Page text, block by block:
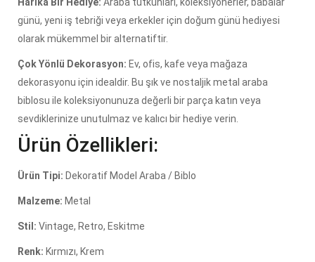
günü, yeni iş tebriği veya erkekler için doğum günü hediyesi
olarak mükemmel bir alternatiftir.
Çok Yönlü Dekorasyon: Ev, ofis, kafe veya mağaza
dekorasyonu için idealdir. Bu şık ve nostaljik metal araba
biblosu ile koleksiyonunuza değerli bir parça katın veya
sevdiklerinize unutulmaz ve kalıcı bir hediye verin.
Ürün Özellikleri:
Ürün Tipi: Dekoratif Model Araba / Biblo
Malzeme: Metal
Stil: Vintage, Retro, Eskitme
Renk: Kırmızı, Krem